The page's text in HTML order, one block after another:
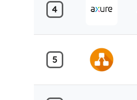
4
5